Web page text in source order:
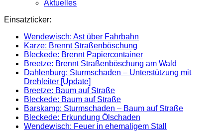
Aktuelles
Einsatzticker:
Wendewisch: Ast über Fahrbahn
Karze: Brennt Straßenböschung
Bleckede: Brennt Papiercontainer
Breetze: Brennt Straßenböschung am Wald
Dahlenburg: Sturmschaden – Unterstützung mit
Drehleiter [Update]
Breetze: Baum auf Straße
Bleckede: Baum auf Straße
Barskamp: Sturmschaden – Baum auf Straße
Bleckede: Erkundung Ölschaden
Wendewisch: Feuer in ehemaligem Stall